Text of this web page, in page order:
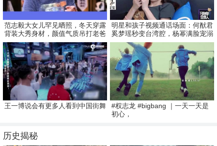
范志毅大女儿罕见晒照，冬天穿露
背装大秀身材，颜值气质吊打老爸
明星和孩子视频通话场面：何猷君
奚梦瑶秒变台湾腔，杨幂满脸宠溺
王一博说会有更多人看到中国街舞
#权志龙 #bigbang ｜一天一天是
初心，
历史揭秘